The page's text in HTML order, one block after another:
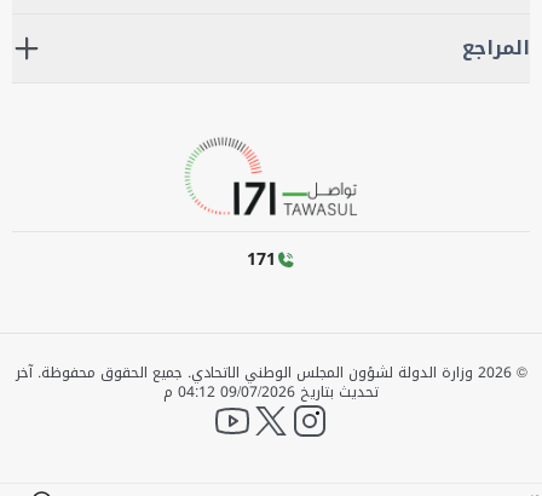
المراجع
171
©
2026 وزارة الدولة لشؤون المجلس الوطني الاتحادي. جميع الحقوق محفوظة.آخر
تحديث بتاريخ 09/07/2026 04:12 م
instagram
twitter
YouTube